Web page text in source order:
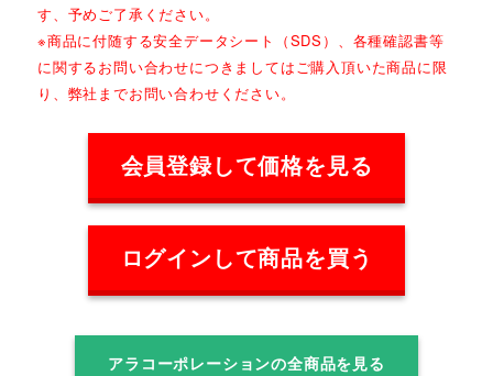
す、予めご了承ください。
※商品に付随する安全データシート（SDS）、各種確認書等
に関するお問い合わせにつきましてはご購入頂いた商品に限
り、弊社までお問い合わせください。
会員登録して価格を見る
ログインして商品を買う
アラコーポレーションの全商品を見る